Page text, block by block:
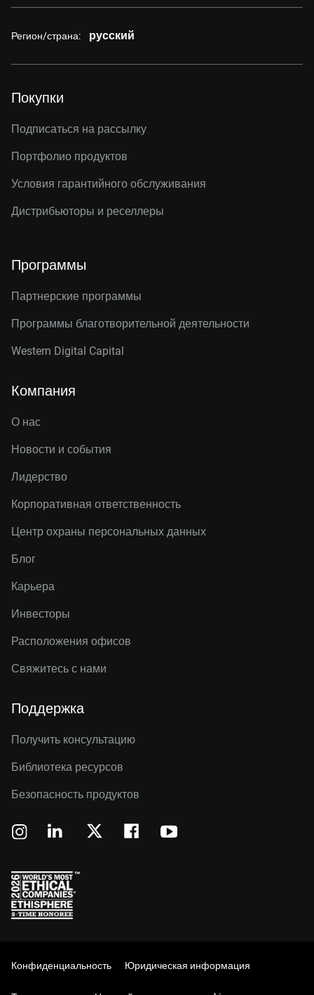
Регион/страна: русский
Покупки
Подписаться на рассылку
Портфолио продуктов
Условия гарантийного обслуживания
Дистрибьюторы и реселлеры
Программы
Партнерские программы
Программы благотворительной деятельности
Western Digital Capital
Компания
О нас
Новости и события
Лидерство
Корпоративная ответственность
Центр охраны персональных данных
Блог
Карьера
Инвесторы
Расположения офисов
Свяжитесь с нами
Поддержка
Получить консультацию
Библиотека ресурсов
Безопасность продуктов
Конфиденциальность Юридическая информация